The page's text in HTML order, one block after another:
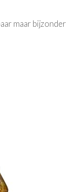
maar bijzonder